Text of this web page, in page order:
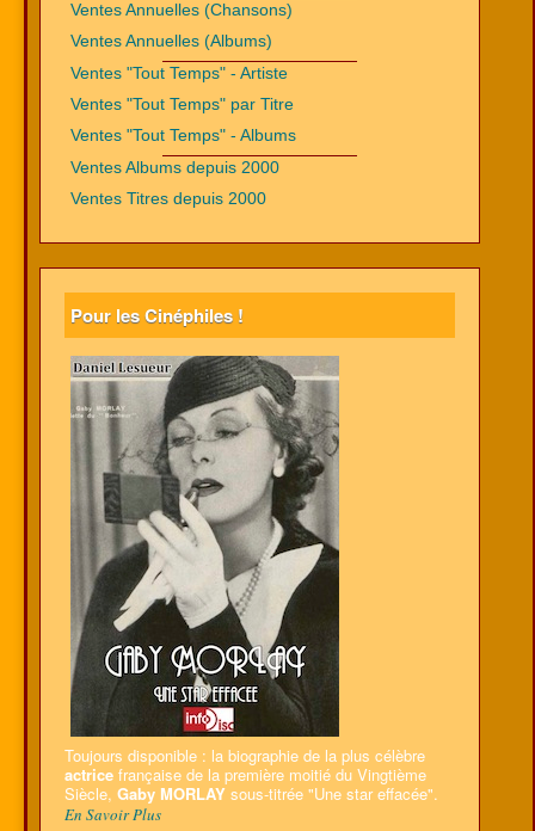
Ventes Annuelles (Chansons)
Ventes Annuelles (Albums)
Ventes "Tout Temps" - Artiste
Ventes "Tout Temps" par Titre
Ventes "Tout Temps" - Albums
Ventes Albums depuis 2000
Ventes Titres depuis 2000
Pour les Cinéphiles !
Toujours disponible : la biographie de la plus célèbre
actrice française de la première moitié du Vingtième
Siècle, Gaby MORLAY sous-titrée "Une star effacée".
En Savoir Plus